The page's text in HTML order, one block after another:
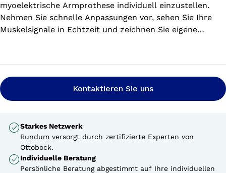
myoelektrische Armprothese individuell einzustellen.
Nehmen Sie schnelle Anpassungen vor, sehen Sie Ihre
Muskelsignale in Echtzeit und zeichnen Sie eigene
Orthopädietechniker kann die App nutzen, um die
Einstellungen zu optimieren – so erreichen Sie jeden Tag
die bestmögliche Funktion und den höchsten Komfort.
Kontaktieren Sie uns
Starkes Netzwerk
Rundum versorgt durch zertifizierte Experten von
Ottobock.
Individuelle Beratung
Persönliche Beratung abgestimmt auf Ihre individuellen